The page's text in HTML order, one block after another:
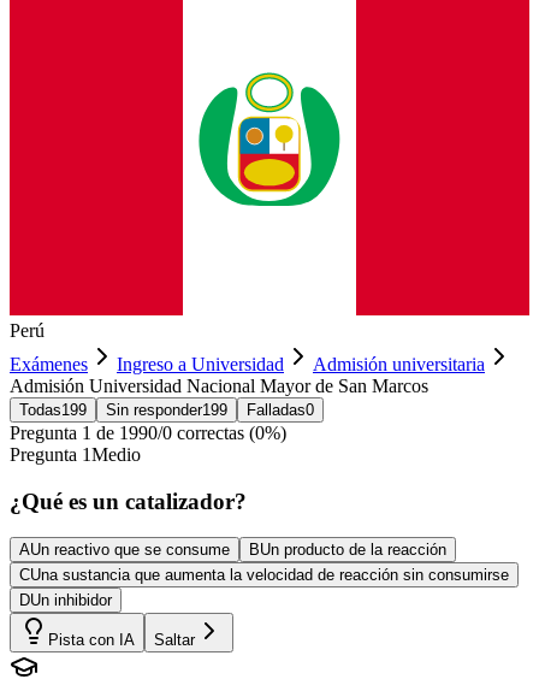
Perú
Exámenes
Ingreso a Universidad
Admisión universitaria
Admisión Universidad Nacional Mayor de San Marcos
Todas199 Sin responder199 Falladas0
Pregunta 1 de 1990/0 correctas (0%)
Pregunta 1Medio
¿Qué es un catalizador?
AUn reactivo que se consume BUn producto de la reacción
CUna sustancia que aumenta la velocidad de reacción sin consumirse
DUn inhibidor
Pista con IA Saltar